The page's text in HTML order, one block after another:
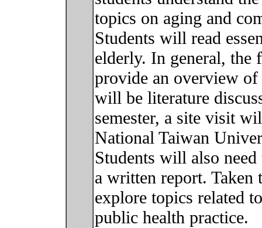
topics on aging and
Students will read
elderly. In general,
provide an overview
will be literature
semester, a site visit
National Taiwan
Students will also
a written report. Taken
explore topics related
public health practice.